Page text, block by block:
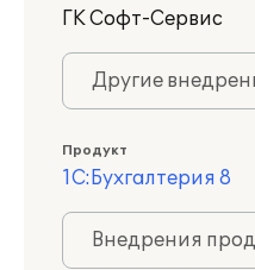
ГK Софт-Сервис
Другие
Продукт
1С:Бухгалтерия 8
Внедрения